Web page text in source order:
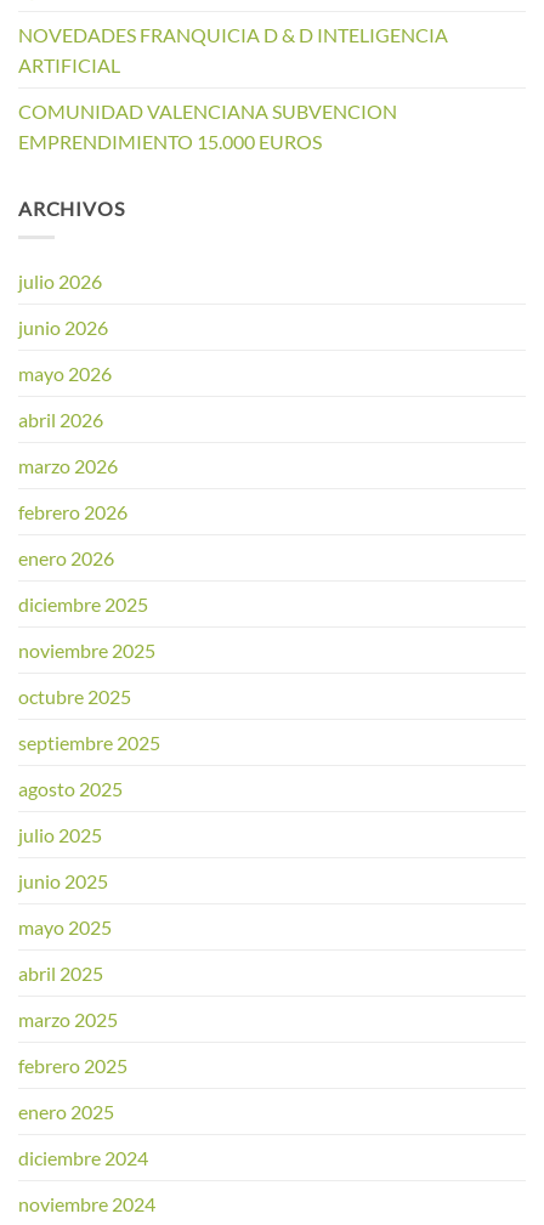
NOVEDADES FRANQUICIA D & D INTELIGENCIA
ARTIFICIAL
COMUNIDAD VALENCIANA SUBVENCION
EMPRENDIMIENTO 15.000 EUROS
ARCHIVOS
julio 2026
junio 2026
mayo 2026
abril 2026
marzo 2026
febrero 2026
enero 2026
diciembre 2025
noviembre 2025
octubre 2025
septiembre 2025
agosto 2025
julio 2025
junio 2025
mayo 2025
abril 2025
marzo 2025
febrero 2025
enero 2025
diciembre 2024
noviembre 2024